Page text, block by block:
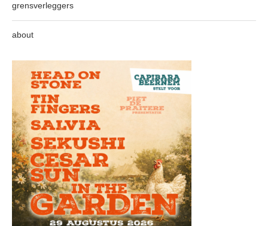
grensverleggers
about